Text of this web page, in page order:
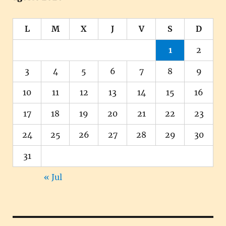
L M X J V S D
1 2
3 4 5 6 7 8 9
10 11 12 13 14 15 16
17 18 19 20 21 22 23
24 25 26 27 28 29 30
31
« Jul